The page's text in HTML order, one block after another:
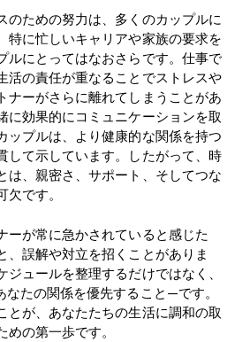
のための努力は、多くのカップルに
特に忙しいキャリアや家族の要求を
ルにとってはなおさらです。仕事で
活の責任が重なることでストレスや
ナーがさらに離れてしまうことがあ
に効果的にコミュニケーションを取
ップルは、より健康的な関係を持つ
して示しています。したがって、時
は、親密さ、サポート、そしてつな
です。
ーが常に急かされていると感じた
、誤解や対立を招くことがありま
ュールを整理するだけではなく、
たの関係を優先すること—です。
とが、あなたたちの生活に調和の取
の第一歩です。